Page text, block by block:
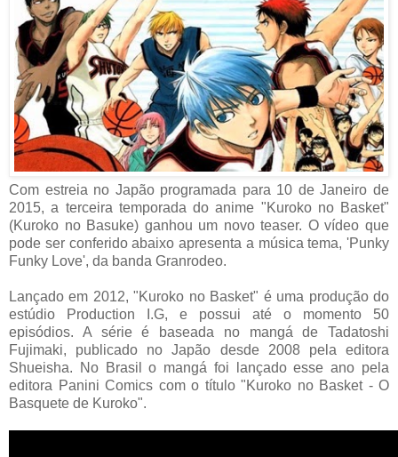
Com estreia no Japão programada para 10 de Janeiro de
2015, a terceira temporada do anime "Kuroko no Basket"
(Kuroko no Basuke) ganhou um novo teaser. O vídeo que
pode ser conferido abaixo apresenta a música tema, 'Punky
Funky Love', da banda Granrodeo.
Lançado em 2012, "Kuroko no Basket" é uma produção do
estúdio Production I.G, e possui até o momento 50
episódios. A série é baseada no mangá de Tadatoshi
Fujimaki, publicado no Japão desde 2008 pela editora
Shueisha. No Brasil o mangá foi lançado esse ano pela
editora Panini Comics com o título "Kuroko no Basket - O
Basquete de Kuroko".